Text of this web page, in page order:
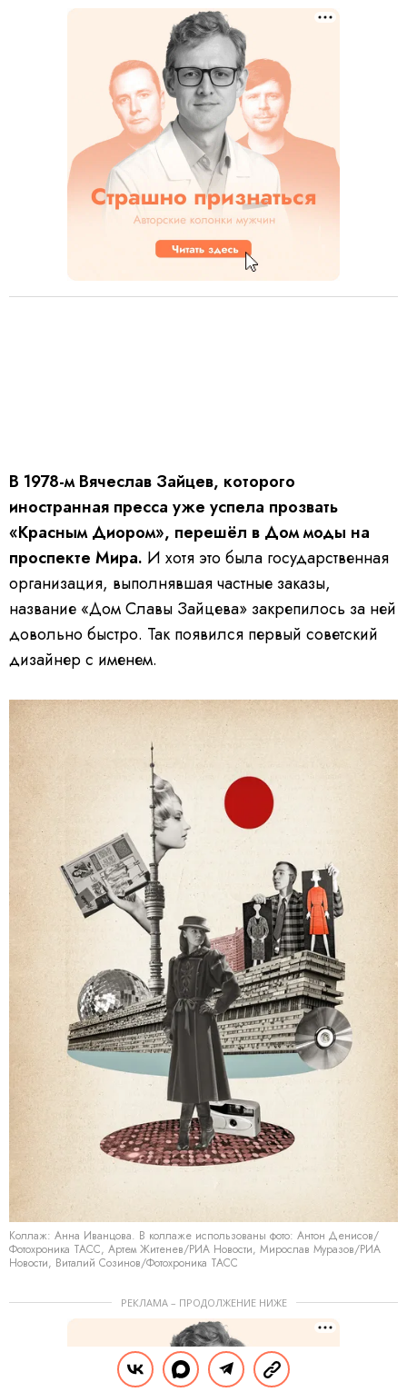
В 1978-м Вячеслав Зайцев, которого
иностранная пресса уже успела прозвать
«Красным Диором», перешёл в Дом моды на
проспекте Мира. И хотя это была государственная
организация, выполнявшая частные заказы,
название «Дом Славы Зайцева» закрепилось за ней
довольно быстро. Так появился первый советский
дизайнер с именем.
Коллаж: Анна Иванцова. В коллаже использованы фото: Антон Денисов/
Фотохроника ТАСС, Артем Житенев/РИА Новости, Мирослав Муразов/РИА
Новости, Виталий Созинов/Фотохроника ТАСС
РЕКЛАМА – ПРОДОЛЖЕНИЕ НИЖЕ